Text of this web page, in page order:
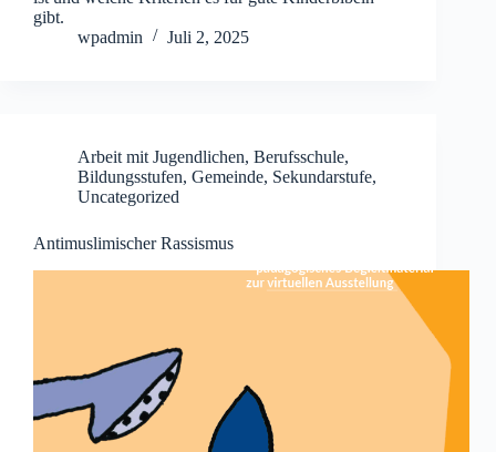
gibt.
wpadmin
Juli 2, 2025
Arbeit mit Jugendlichen, Berufsschule,
Bildungsstufen, Gemeinde, Sekundarstufe,
Uncategorized
Antimuslimischer Rassismus